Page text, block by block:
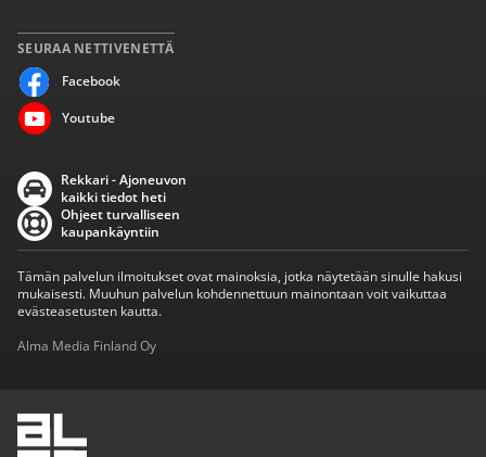
SEURAA NETTIVENETTÄ
Facebook
Youtube
Rekkari - Ajoneuvon
kaikki tiedot heti
Ohjeet turvalliseen
kaupankäyntiin
Tämän palvelun ilmoitukset ovat mainoksia, jotka näytetään sinulle hakusi
mukaisesti. Muuhun palvelun kohdennettuun mainontaan voit vaikuttaa
evästeasetusten kautta.
Alma Media Finland Oy